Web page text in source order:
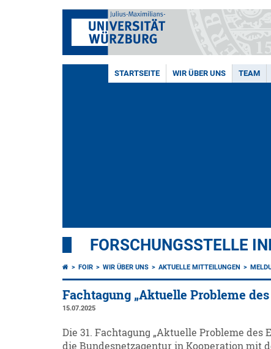
STARTSEITE WIR ÜBER UNS TEAM
FORSCHUNGSSTELLE
FOIR WIR ÜBER UNS AKTUELLE MITTEILUNGEN
Fachtagung „Aktuelle Probleme
15.07.2025
Die 31. Fachtagung „Aktuelle Probleme
die Bundesnetzagentur in Kooperation mit